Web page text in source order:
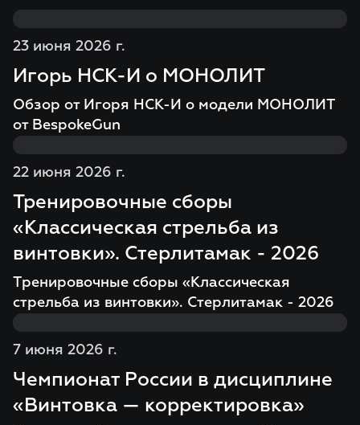
23 июня 2026 г.
Игорь НСК-И о МОНОЛИТ
Обзор от Игоря НСК-И о модели МОНОЛИТ
от BespokeGun
22 июня 2026 г.
Тренировочные сборы
«Классическая стрельба из
винтовки». Стерлитамак - 2026
Тренировочные сборы «Классическая
стрельба из винтовки». Стерлитамак - 2026
7 июня 2026 г.
Чемпионат России в дисциплине
«Винтовка — корректировка»